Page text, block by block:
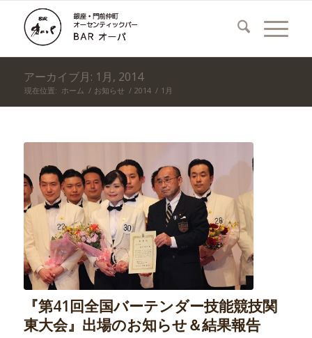
アーカイブ月: 1月, 2014
現在位置: ホーム / お知らせ / 2014 / 1月
『第41回全国バーテンダー技能競技関
東大会』出場のお知らせ＆結果報告